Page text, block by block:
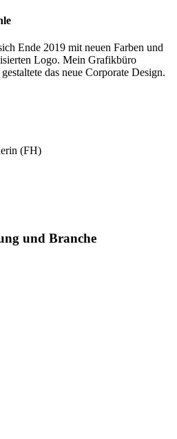
Ende 2019 mit neuen Farben und
Logo. Mein Grafikbüro
das neue Corporate Design.
(FH)
und Branche